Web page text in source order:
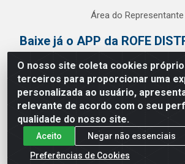
O nosso site coleta cookies
terceiros para proporcionar uma
personalizada ao usuário,
relevante de acordo com o seu
qualidade do nosso site.
Aceito
Negar não essenciais
Preferências de Cookies
Área do Representante
Baixe já o APP da ROFE